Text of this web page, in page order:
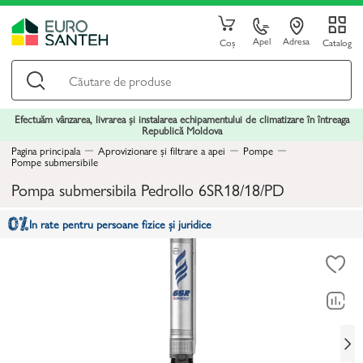
Coș Apel Adresa Catalog
Efectuăm vânzarea, livrarea și instalarea echipamentului de climatizare în întreaga
Republică Moldova
Pagina principala
Aprovizionare și filtrare a apei Pompe
Pompe submersibile
Pompa submersibila Pedrollo 6SR18/18/PD
In rate pentru persoane fizice și juridice